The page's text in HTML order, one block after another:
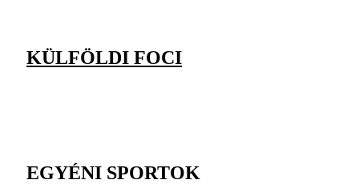
KÜLFÖLDI FOCI
EGYÉNI SPORTOK